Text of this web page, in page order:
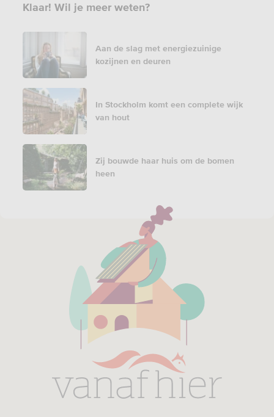
Klaar! Wil je meer weten?
Aan de slag met energiezuinige
kozijnen en deuren
In Stockholm komt een complete wijk
van hout
Zij bouwde haar huis om de bomen
heen